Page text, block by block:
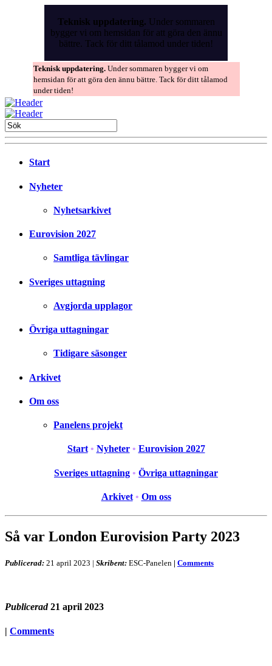
Teknisk uppdatering. Under sommaren
bygger vi om hemsidan för att göra den ännu
bättre. Tack för ditt tålamod under tiden!
Teknisk uppdatering. Under sommaren bygger vi om
hemsidan för att göra den ännu bättre. Tack för ditt tålamod
under tiden!
Start
Nyheter
Nyhetsarkivet
Eurovision 2027
Samtliga tävlingar
Sveriges uttagning
Avgjorda upplagor
Övriga uttagningar
Tidigare säsonger
Arkivet
Om oss
Panelens projekt
Start • Nyheter • Eurovision 2027
Sveriges uttagning • Övriga uttagningar
Arkivet • Om oss
Så var London Eurovision Party 2023
Publicerad: 21 april 2023 | Skribent: ESC-Panelen | Comments
Publicerad 21 april 2023
| Comments